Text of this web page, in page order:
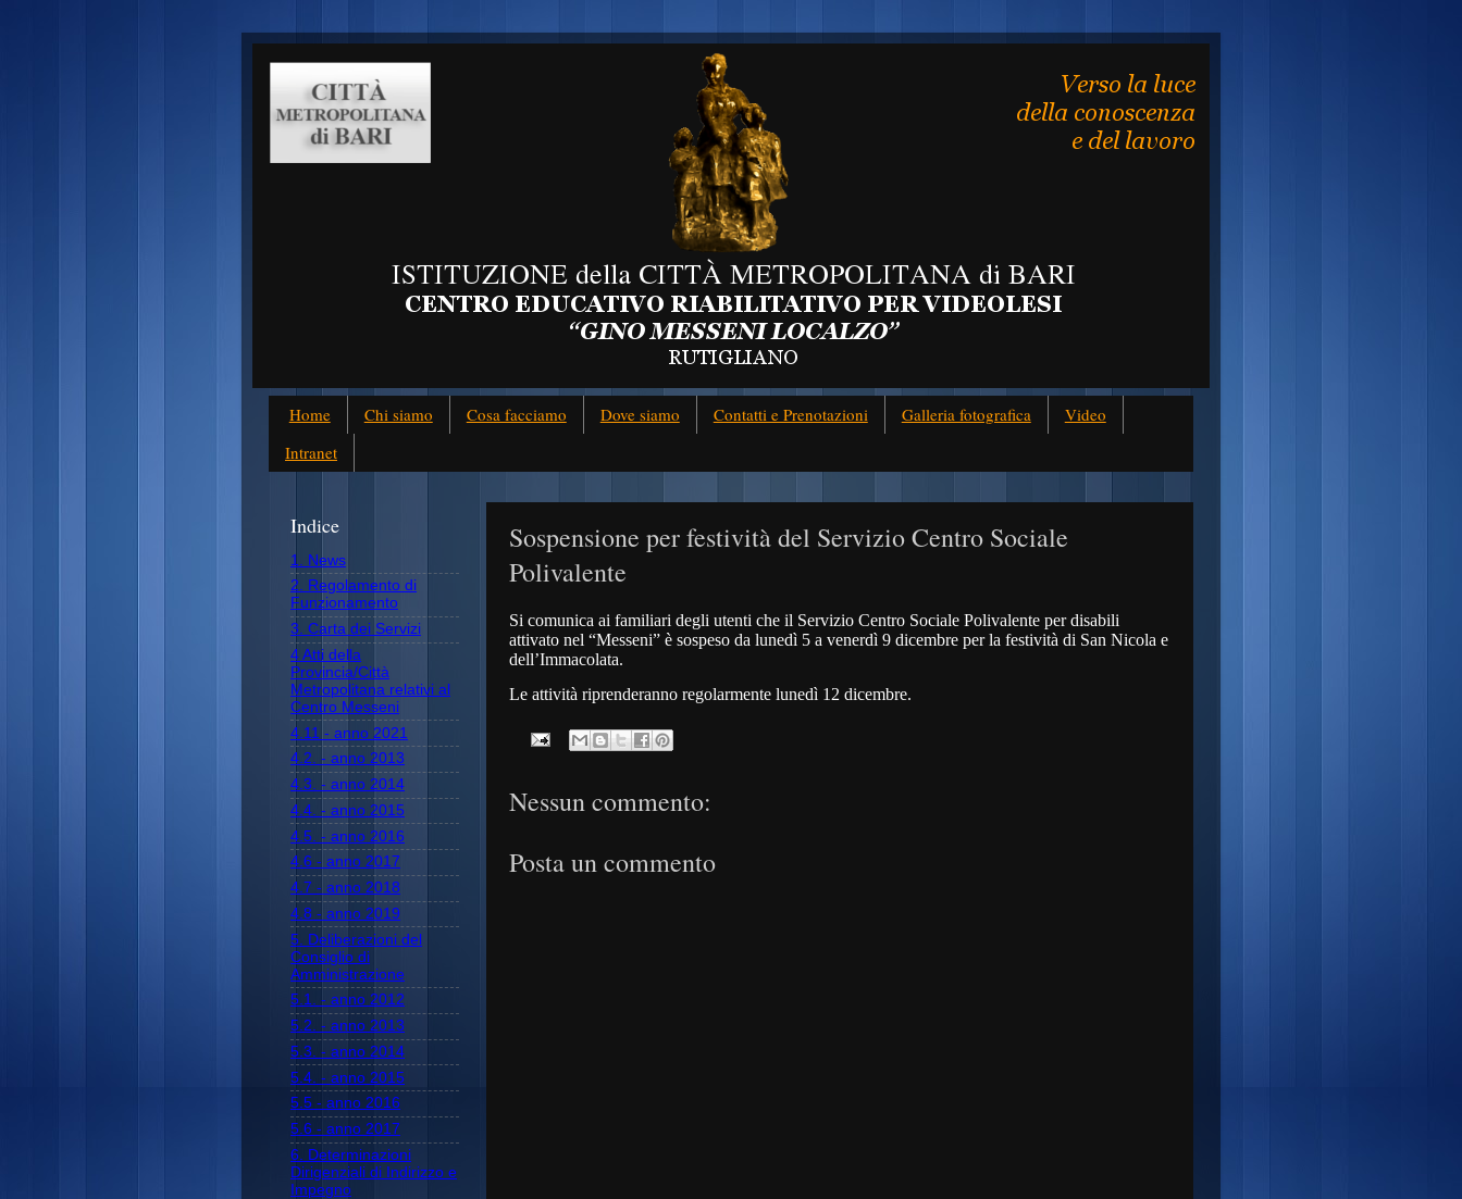
Home Chi siamo Cosa facciamo Dove siamo Contatti e Prenotazioni Galleria fotografica
Video
Intranet
Sospensione per festività del Servizio Centro Sociale
Polivalente
Si comunica ai familiari degli utenti che il Servizio Centro Sociale Polivalente per disabili
attivato nel “Messeni” è sospeso da lunedì 5 a venerdì 9 dicembre per la festività di San Nicola e
dell’Immacolata.
Le attività riprenderanno regolarmente lunedì 12 dicembre.
Nessun commento:
Posta un commento
Indice
1. News
2. Regolamento di
Funzionamento
3. Carta dei Servizi
4 Atti della
Provincia/Città
Metropolitana relativi al
Centro Messeni
4.11 - anno 2021
4.2. - anno 2013
4.3. - anno 2014
4.4. - anno 2015
4.5. - anno 2016
4.6 - anno 2017
4.7 - anno 2018
4.8 - anno 2019
5. Deliberazioni del
Consiglio di
Amministrazione
5.1. - anno 2012
5.2. - anno 2013
5.3. - anno 2014
5.4. - anno 2015
5.5 - anno 2016
5.6 - anno 2017
6. Determinazioni
Dirigenziali di Indirizzo e
Impegno